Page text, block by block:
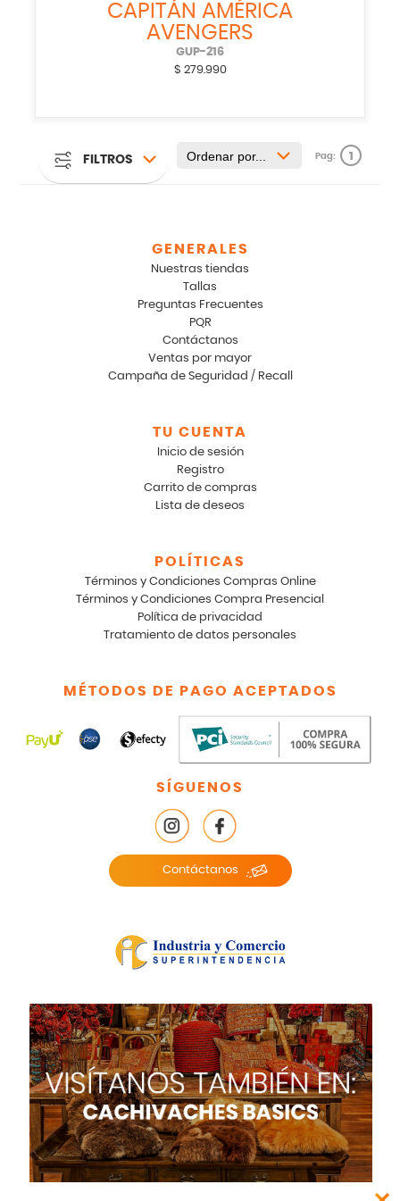
CAPITÁN AMÉRICA
AVENGERS
GUP-216
$ 279.990
FILTROS Pag: 1
GENERALES
Nuestras tiendas
Tallas
Preguntas Frecuentes
PQR
Contáctanos
Ventas por mayor
Campaña de Seguridad / Recall
TU CUENTA
Inicio de sesión
Registro
Carrito de compras
Lista de deseos
POLÍTICAS
Términos y Condiciones Compras Online
Términos y Condiciones Compra Presencial
Política de privacidad
Tratamiento de datos personales
MÉTODOS DE PAGO ACEPTADOS
SÍGUENOS
Contáctanos